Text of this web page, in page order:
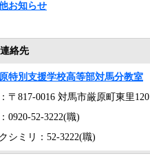
お知らせ
絡先
特別支援学校高等部対馬分教室
〒817-0016 対馬市厳原町東里120
0920-52-3222(職)
シミリ：52-3222(職)